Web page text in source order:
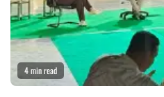
4 min read